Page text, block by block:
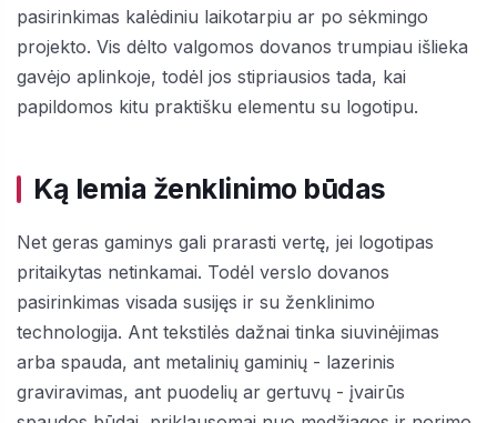
pasirinkimas kalėdiniu laikotarpiu ar po sėkmingo
projekto. Vis dėlto valgomos dovanos trumpiau išlieka
gavėjo aplinkoje, todėl jos stipriausios tada, kai
papildomos kitu praktišku elementu su logotipu.
Ką lemia ženklinimo būdas
Net geras gaminys gali prarasti vertę, jei logotipas
pritaikytas netinkamai. Todėl verslo dovanos
pasirinkimas visada susijęs ir su ženklinimo
technologija. Ant tekstilės dažnai tinka siuvinėjimas
arba spauda, ant metalinių gaminių - lazerinis
graviravimas, ant puodelių ar gertuvų - įvairūs